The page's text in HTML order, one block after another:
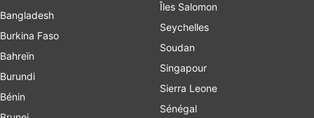
Bangladesh
Burkina Faso
Bahreïn
Burundi
Bénin
Îles Salomon
Seychelles
Soudan
Singapour
Sierra Leone
Sénégal